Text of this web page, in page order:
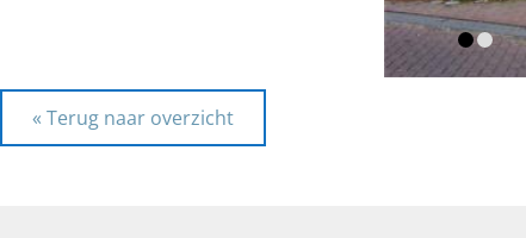
« Terug naar overzicht